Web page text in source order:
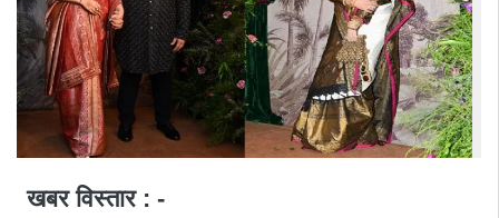
खबर विस्तार : -